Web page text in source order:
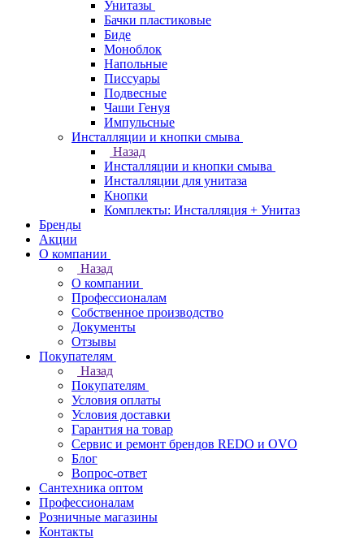
Унитазы
Бачки пластиковые
Биде
Моноблок
Напольные
Писсуары
Подвесные
Чаши Генуя
Импульсные
Инсталляции и кнопки смыва
Назад
Инсталляции и кнопки смыва
Инсталляции для унитаза
Кнопки
Комплекты: Инсталляция + Унитаз
Бренды
Акции
О компании
Назад
О компании
Профессионалам
Собственное производство
Документы
Отзывы
Покупателям
Назад
Покупателям
Условия оплаты
Условия доставки
Гарантия на товар
Сервис и ремонт брендов REDO и OVO
Блог
Вопрос-ответ
Сантехника оптом
Профессионалам
Розничные магазины
Контакты